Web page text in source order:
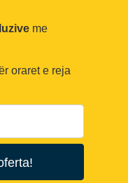
me
oraret e reja